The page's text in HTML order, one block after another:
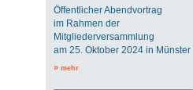
Öffentlicher Abendvortrag
im Rahmen der
Mitgliederversammlung
am 25. Oktober 2024 in Münster
» mehr